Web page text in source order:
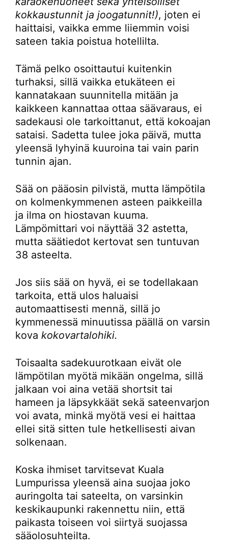
kokkaustunnit ja joogatunnit!), joten ei
haittaisi, vaikka emme liiemmin voisi
sateen takia poistua hotellilta.
Tämä pelko osoittautui kuitenkin
turhaksi, sillä vaikka etukäteen ei
kannatakaan suunnitella mitään ja
kaikkeen kannattaa ottaa säävaraus, ei
sadekausi ole tarkoittanut, että kokoajan
sataisi. Sadetta tulee joka päivä, mutta
yleensä lyhyinä kuuroina tai vain parin
tunnin ajan.
Sää on pääosin pilvistä, mutta lämpötila
on kolmenkymmenen asteen paikkeilla
ja ilma on hiostavan kuuma.
Lämpömittari voi näyttää 32 astetta,
mutta säätiedot kertovat sen tuntuvan
38 asteelta.
Jos siis sää on hyvä, ei se todellakaan
tarkoita, että ulos haluaisi
automaattisesti mennä, sillä jo
kymmenessä minuutissa päällä on varsin
kova kokovartalohiki.
Toisaalta sadekuurotkaan eivät ole
lämpötilan myötä mikään ongelma, sillä
jalkaan voi aina vetää shortsit tai
hameen ja läpsykkäät sekä sateenvarjon
voi avata, minkä myötä vesi ei haittaa
ellei sitä sitten tule hetkellisesti aivan
solkenaan.
Koska ihmiset tarvitsevat Kuala
Lumpurissa yleensä aina suojaa joko
auringolta tai sateelta, on varsinkin
keskikaupunki rakennettu niin, että
paikasta toiseen voi siirtyä suojassa
sääolosuhteilta.